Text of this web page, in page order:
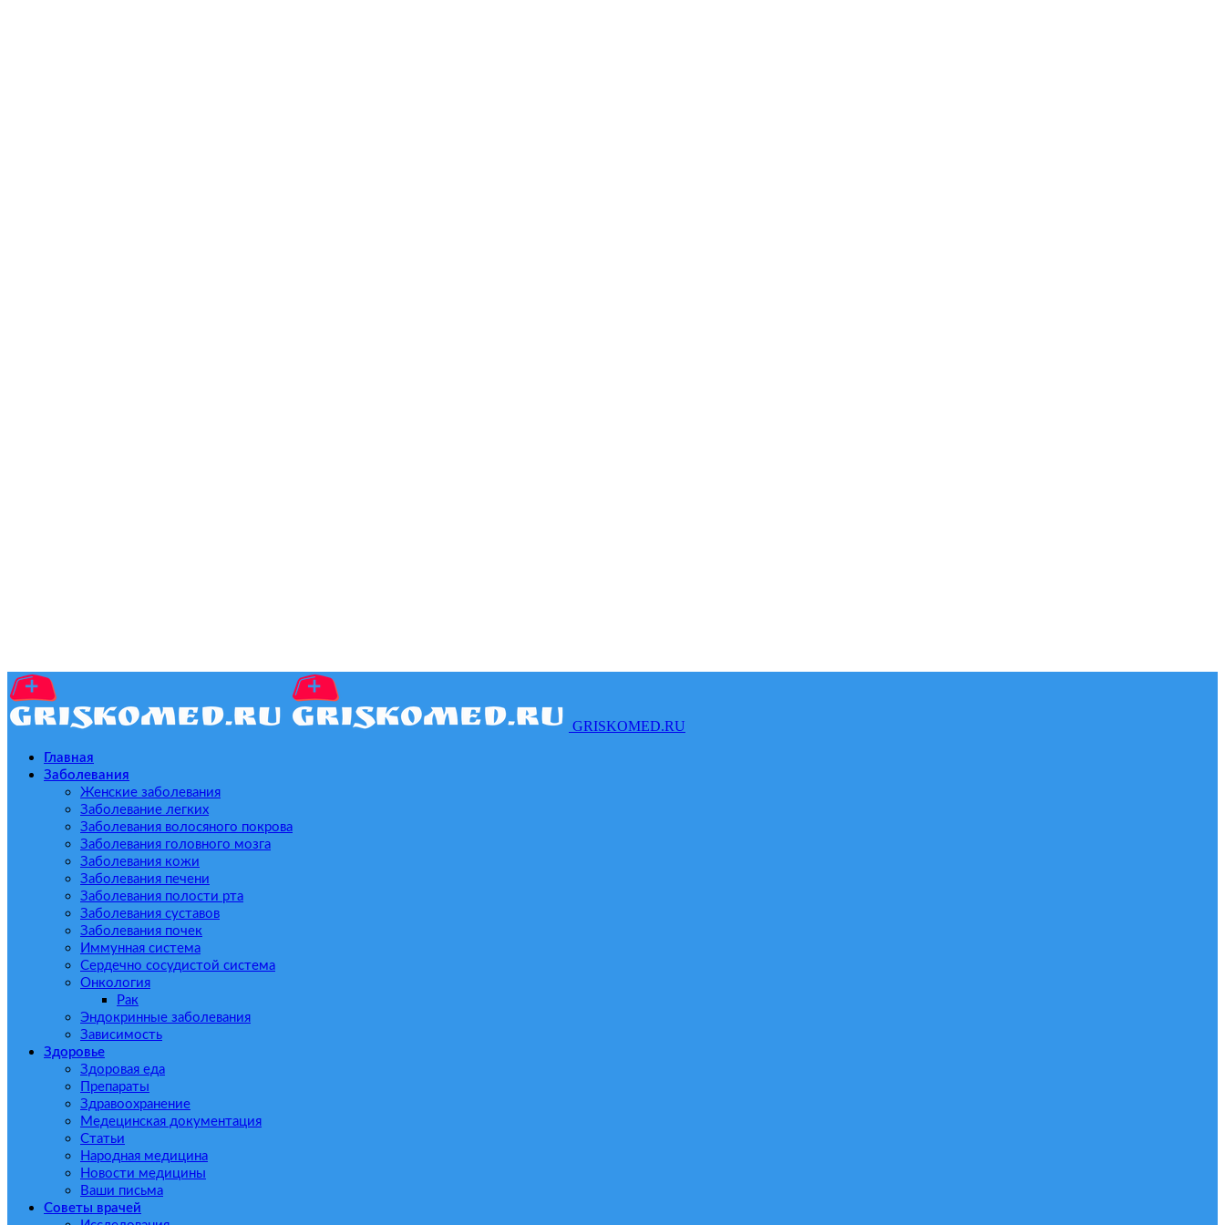
GRISKOMED.RU
Главная
Заболевания
Женские заболевания
Заболевание легких
Заболевания волосяного покрова
Заболевания головного мозга
Заболевания кожи
Заболевания печени
Заболевания полости рта
Заболевания суставов
Заболевания почек
Иммунная система
Сердечно сосудистой система
Онкология
Рак
Эндокринные заболевания
Зависимость
Здоровье
Здоровая еда
Препараты
Здравоохранение
Медецинская документация
Статьи
Народная медицина
Новости медицины
Ваши письма
Советы врачей